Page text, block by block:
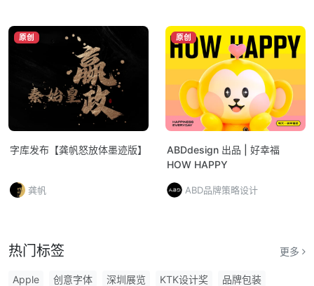
原创
字库发布【龚帆怒放体墨迹版】
龚帆
原创
ABDdesign 出品 | 好幸福
HOW HAPPY
ABD品牌策略设计
热门标签 更多
Apple 创意字体 深圳展览 KTK设计奖 品牌包装